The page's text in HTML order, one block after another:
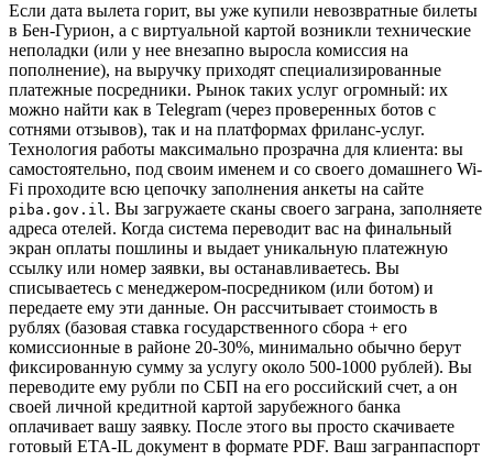
Если дата вылета горит, вы уже купили невозвратные билеты
в Бен-Гурион, а с виртуальной картой возникли технические
неполадки (или у нее внезапно выросла комиссия на
пополнение), на выручку приходят специализированные
платежные посредники. Рынок таких услуг огромный: их
можно найти как в Telegram (через проверенных ботов с
сотнями отзывов), так и на платформах фриланс-услуг.
Технология работы максимально прозрачна для клиента: вы
самостоятельно, под своим именем и со своего домашнего Wi-
Fi проходите всю цепочку заполнения анкеты на сайте
piba.gov.il. Вы загружаете сканы своего заграна, заполняете
адреса отелей. Когда система переводит вас на финальный
экран оплаты пошлины и выдает уникальную платежную
ссылку или номер заявки, вы останавливаетесь. Вы
списываетесь с менеджером-посредником (или ботом) и
передаете ему эти данные. Он рассчитывает стоимость в
рублях (базовая ставка государственного сбора + его
комиссионные в районе 20-30%, минимально обычно берут
фиксированную сумму за услугу около 500-1000 рублей). Вы
переводите ему рубли по СБП на его российский счет, а он
своей личной кредитной картой зарубежного банка
оплачивает вашу заявку. После этого вы просто скачиваете
готовый ETA-IL документ в формате PDF. Ваш загранпаспорт